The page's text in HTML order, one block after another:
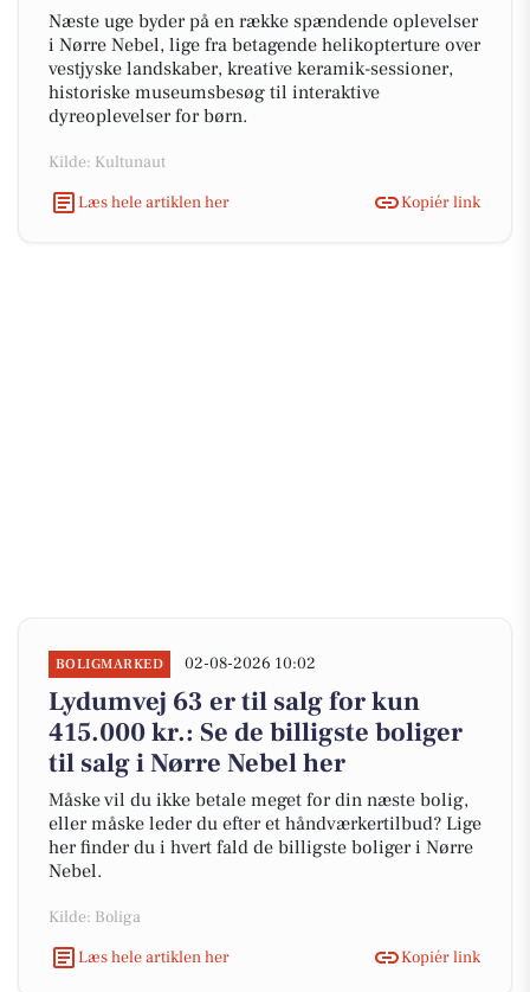
Næste uge byder på en række spændende oplevelser
i Nørre Nebel, lige fra betagende helikopterture over
vestjyske landskaber, kreative keramik-sessioner,
historiske museumsbesøg til interaktive
dyreoplevelser for børn.
Kilde: Kultunaut
Læs hele artiklen her
Kopiér link
BOLIGMARKED 02-08-2026 10:02
Lydumvej 63 er til salg for kun
415.000 kr.: Se de billigste boliger
til salg i Nørre Nebel her
Måske vil du ikke betale meget for din næste bolig,
eller måske leder du efter et håndværkertilbud? Lige
her finder du i hvert fald de billigste boliger i Nørre
Nebel.
Kilde: Boliga
Læs hele artiklen her
Kopiér link